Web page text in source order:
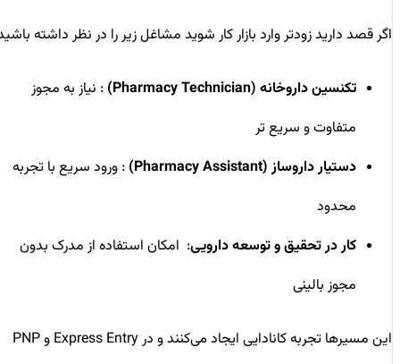
اگر قصد دارید زودتر وارد بازار کار شوید مشاغل زیر را در نظر داشته باشید:
تکنسین داروخانه(Pharmacy Technician)
: نیاز به مجوز
متفاوت و سریع ‌تر
دستیار داروساز(Pharmacy Assistant)
: ورود سریع با تجربه
محدود
کار در تحقیق و توسعه دارویی: امکان استفاده از مدرک بدون
مجوز بالینی
این مسیرها تجربه کانادایی ایجاد می‌کنند و در Express Entry و PNP